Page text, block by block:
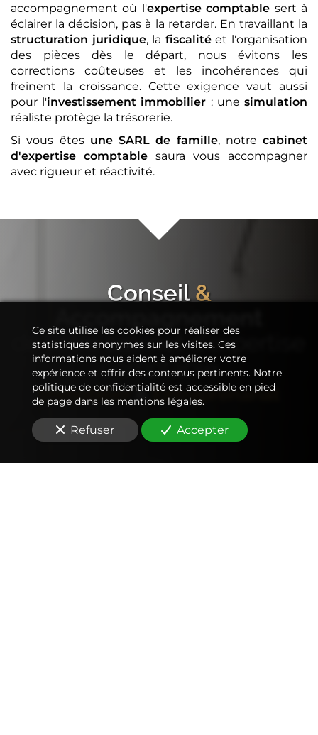
accompagnement où l'expertise comptable sert à
éclairer la décision, pas à la retarder. En travaillant la
structuration juridique, la fiscalitéet l'organisation
des pièces dès le départ, nous évitons les
corrections coûteuses et les incohérences qui
freinent la croissance. Cette exigence vaut aussi
pour l'investissement immobilier : unesimulation
réaliste protège la trésorerie.
Si vous êtes une SARL de famille, notre cabinet
d'expertise comptable saura vous accompagner
avec rigueur et réactivité.
Conseil&
de votrecabinet d'expertise
comptable
Immobilier&Entreprenariat
Ce site utilise les cookies pour réaliser des
statistiques anonymes sur les visites. Ces
informations nous aident à améliorer votre
expérience et offrir des contenus pertinents. Notre
politique de confidentialité est accessible en pied
de page dans les mentions légales.
Refuser Accepter